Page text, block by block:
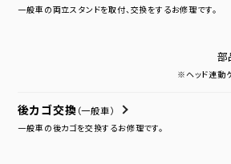
一般車の両立スタンドを取付、交換をするお修理です。
部
※ヘッド連動
後カゴ交換 （一般車）
一般車の後カゴを交換するお修理です。